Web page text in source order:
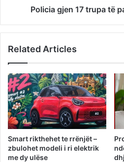
Policia gjen 17 trupa të
Related Articles
Smart rikthehet te rrënjët –
zbulohet modeli i ri elektrik
me dy ulëse